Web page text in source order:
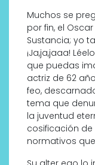
Muchos se
por fin, el
Sustancia; yo
¡Ja,ja,jaaa!
que puedas
actriz de 62
feo,
tema que
la juventud
cosificación de
normativos